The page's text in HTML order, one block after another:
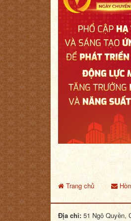
Trang chủ
Địa chỉ: 51 Ngô Quyền,